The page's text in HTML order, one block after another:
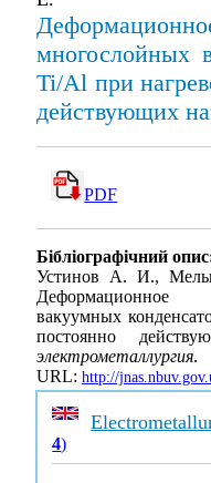
многослойных
Ti/Al при
действующих
PDF
Бібліографічний
Устинов А. И.,
Деформационное
вакуумных
постоянно
электрометаллургия.
URL: http://
4)